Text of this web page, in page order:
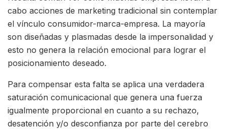
cabo acciones de marketing tradicional sin contemplar
el vínculo consumidor-marca-empresa. La mayoría
son diseñadas y plasmadas desde la impersonalidad y
esto no genera la relación emocional para lograr el
posicionamiento deseado.
Para compensar esta falta se aplica una verdadera
saturación comunicacional que genera una fuerza
igualmente proporcional en cuanto a su rechazo,
desatención y/o desconfianza por parte del cerebro